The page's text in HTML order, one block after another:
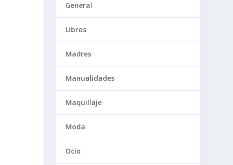
General
Libros
Madres
Manualidades
Maquillaje
Moda
Ocio